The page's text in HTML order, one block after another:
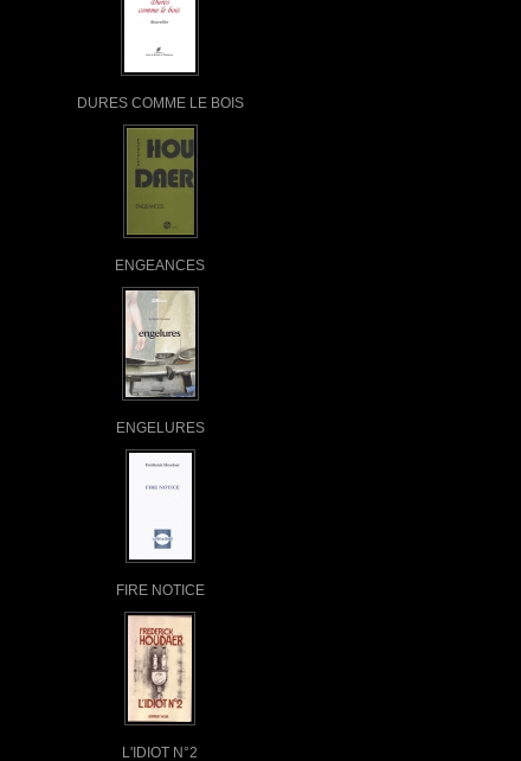
DURES COMME LE BOIS
ENGEANCES
ENGELURES
FIRE NOTICE
L'IDIOT N°2